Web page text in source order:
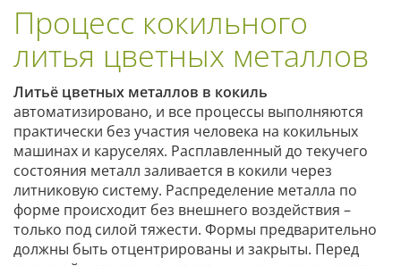
Процесс кокильного
литья цветных металлов
Литьё цветных металлов в кокиль
автоматизировано, и все процессы выполняются
практически без участия человека на кокильных
машинах и каруселях. Расплавленный до текучего
состояния металл заливается в кокили через
литниковую систему. Распределение металла по
форме происходит без внешнего воздействия –
только под силой тяжести. Формы предварительно
должны быть отцентрированы и закрыты. Перед